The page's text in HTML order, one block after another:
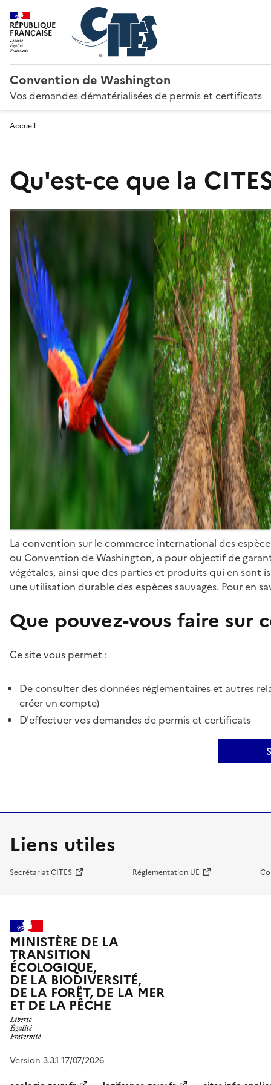
RÉPUBLIQUE
FRANÇAISE
Convention de Washington
Vos demandes dématérialisées de permis et certificats
Accueil
Qu'est-ce que la
La convention sur le commerce international des
ou Convention de Washington, a pour objectif de
végétales, ainsi que des parties et produits qui en sont
une utilisation durable des espèces sauvages. Pour en
Que pouvez-vous faire sur
Ce site vous permet :
De consulter des données réglementaires et autres
créer un compte)
D'effectuer vos demandes de permis et certificats
Liens utiles
Secrétariat CITES Réglementation UE
MINISTÈRE DE LA
TRANSITION
ÉCOLOGIQUE,
DE LA BIODIVERSITÉ,
DE LA FORÊT, DE LA MER
ET DE LA PÊCHE
Version 3.3.1 17/07/2026